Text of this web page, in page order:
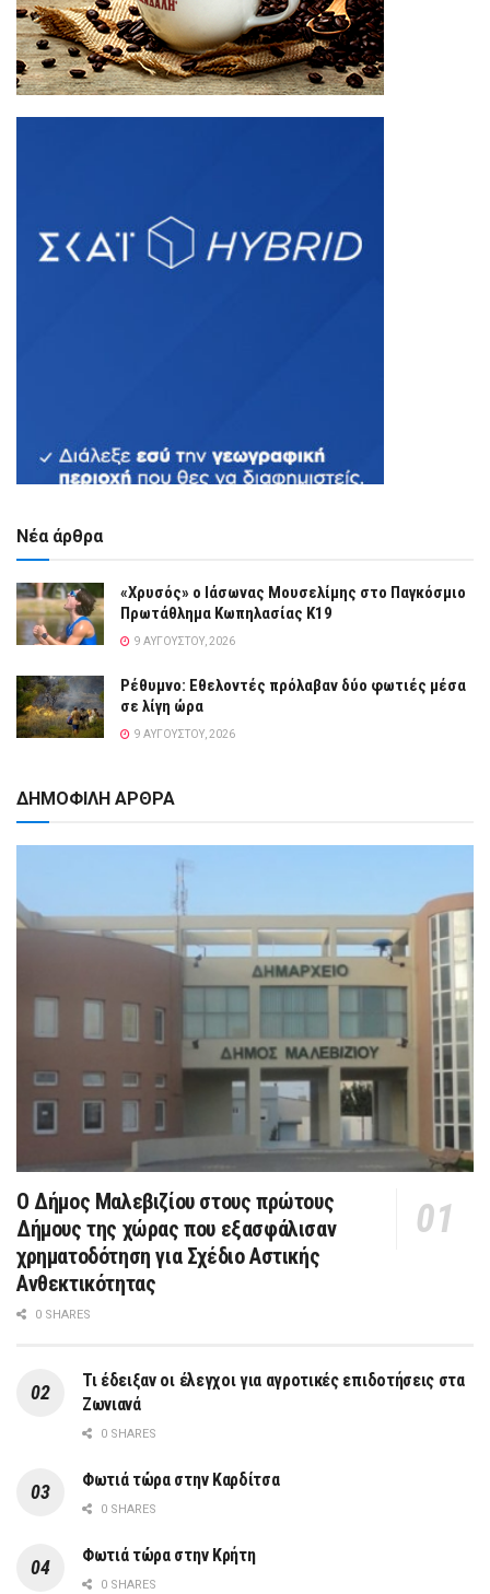
Νέα άρθρα
«Χρυσός» ο Ιάσωνας Μουσελίμης στο Παγκόσμιο
Πρωτάθλημα Κωπηλασίας Κ19
9 ΑΥΓΟΎΣΤΟΥ, 2026
Ρέθυμνο: Εθελοντές πρόλαβαν δύο φωτιές μέσα
σε λίγη ώρα
9 ΑΥΓΟΎΣΤΟΥ, 2026
ΔΗΜΟΦΙΛΗ ΑΡΘΡΑ
Ο Δήμος Μαλεβιζίου στους πρώτους
Δήμους της χώρας που εξασφάλισαν
χρηματοδότηση για Σχέδιο Αστικής
Ανθεκτικότητας
0 SHARES
Τι έδειξαν οι έλεγχοι για αγροτικές επιδοτήσεις στα
Ζωνιανά
0 SHARES
Φωτιά τώρα στην Καρδίτσα
0 SHARES
Φωτιά τώρα στην Κρήτη
0 SHARES